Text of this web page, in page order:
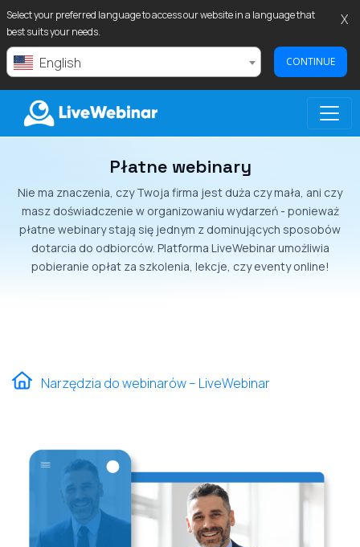
Select your preferred language to access our website in a language that
best suits your needs.
English CONTINUE
X
LIVEWEBINAR.COMPłatne webinary
Nie ma znaczenia, czy Twoja firma jest duża czy mała, ani czy
masz doświadczenie w organizowaniu wydarzeń - ponieważ
płatne webinary stają się jednym z dominujących sposobów
dotarcia do odbiorców. Platforma LiveWebinar umożliwia
pobieranie opłat za szkolenia, lekcje, czy eventy online!
Narzędzia do webinarów – LiveWebinar